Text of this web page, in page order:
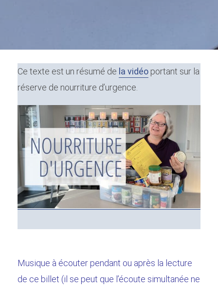
Ce texte est un résumé de la vidéoportant sur la
réserve de nourriture d’urgence.
Musique à écouter pendant ou après la lecture
de ce billet (il se peut que l’écoute simultanée ne